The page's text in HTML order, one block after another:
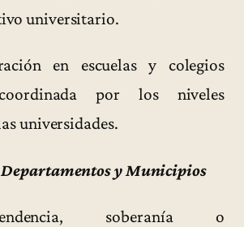
universitario.
en escuelas y colegios
por los niveles
universidades.
Departamentos y Municipios
soberanía o